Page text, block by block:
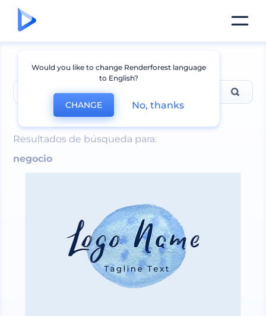
negocio
Resultados de búsqueda para:
negocio
Would you like to change Renderforest language
to English?
CHANGE No, thanks